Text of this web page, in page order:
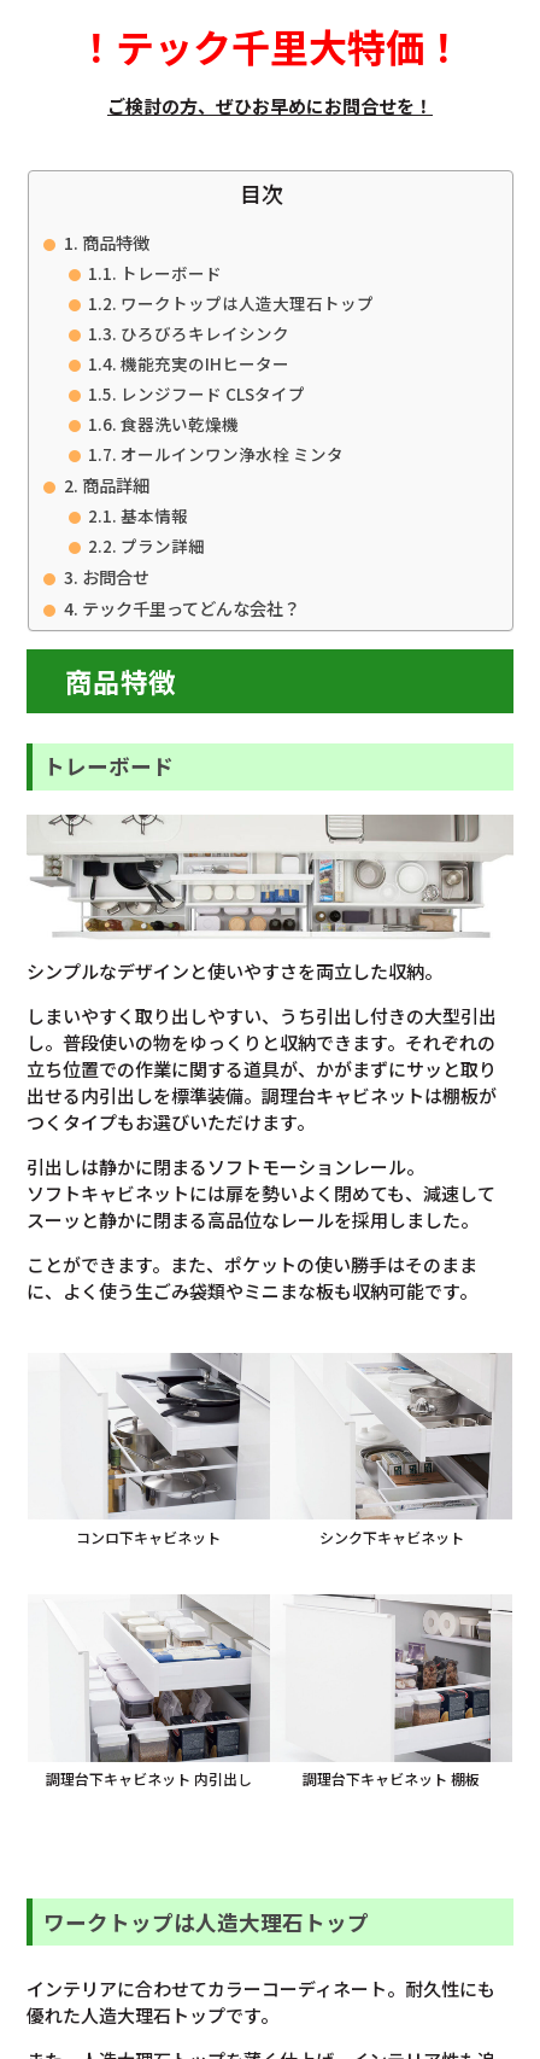
！ テック千里大特価 ！
ご検討の方、ぜひお早めにお問合せを！
目次
商品特徴
トレーボード
ワークトップは人造大理石トップ
ひろびろキレイシンク
機能充実のIHヒーター
レンジフード CLSタイプ
食器洗い乾燥機
オールインワン浄水栓 ミンタ
商品詳細
基本情報
プラン詳細
お問合せ
テック千里ってどんな会社？
商品特徴
トレーボード
シンプルなデザインと使いやすさを両立した収納。
しまいやすく取り出しやすい、うち引出し付きの大型引出
し。普段使いの物をゆっくりと収納できます。それぞれの
立ち位置での作業に関する道具が、かがまずにサッと取り
出せる内引出しを標準装備。調理台キャビネットは棚板が
つくタイプもお選びいただけます。
引出しは静かに閉まるソフトモーションレール。
ソフトキャビネットには扉を勢いよく閉めても、減速して
スーッと静かに閉まる高品位なレールを採用しました。
ことができます。また、ポケットの使い勝手はそのまま
に、よく使う生ごみ袋類やミニまな板も収納可能です。
コンロ下キャビネット シンク下キャビネット
調理台下キャビネット 内引出し 調理台下キャビネット 棚板
ワークトップは人造大理石トップ
インテリアに合わせてカラーコーディネート。耐久性にも
優れた人造大理石トップです。